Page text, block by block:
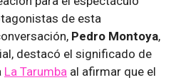
de esta
Pedro Montoya,
destacó el significado de
La Tarumba al afirmar que el